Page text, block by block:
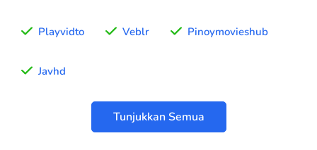
Playvidto Veblr Pinoymovieshub
Javhd
Tunjukkan Semua